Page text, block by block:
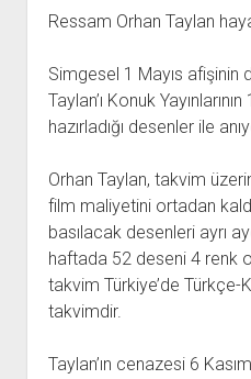
GÖRSEL-
ARŞİVLERDEN
BARIŞ
GENÇLİK
ÖĞRETMEN
AYDINLIK
NÂZIM
KERİM
KİTAP
BANKA
ÇALIŞMA
Ressam Orhan Taylan
Simgesel 1 Mayıs afişinin
Taylan’ı Konuk
hazırladığı desenler ile
Orhan Taylan, takvim
film maliyetini ortadan
basılacak desenleri ayrı
haftada 52 deseni 4 renk
takvim Türkiye’de Türkçe-
takvimdir.
Taylan’ın cenazesi 6